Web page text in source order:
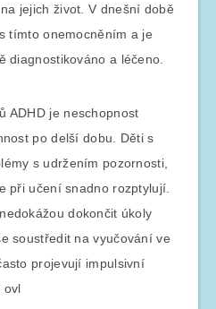
jejich život. V dnešní době
tímto onemocněním a je
diagnostikováno a léčeno.
ADHD je neschopnost
po delší dobu. Děti s
s udržením pozornosti,
při učení snadno rozptylují.
dokončit úkoly
soustředit na vyučování ve
projevují impulsivní
ovl